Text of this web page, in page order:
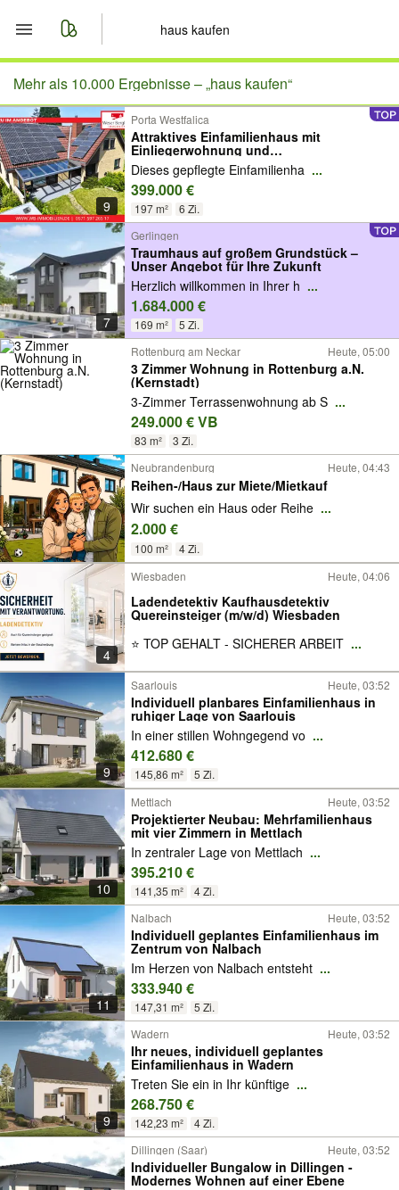
Start
Merkliste
Nachrichten
Anzeige aufgeben
Mehr als 10.000 Ergebnisse –„haus kaufen“
9
Porta Westfalica
Attraktives Einfamilienhaus mit
Einliegerwohnung und
Sonnengrundstück
Dieses gepflegte Einfamilienha ...
399.000 €
197 m² 6 Zi.
7
Gerlingen
Traumhaus auf großem Grundstück –
Unser Angebot für Ihre Zukunft
Herzlich willkommen in Ihrer h ...
1.684.000 €
169 m²
5 Zi.
Rottenburg am Neckar
Heute, 05:00
3 Zimmer Wohnung in Rottenburg a.N.
(Kernstadt)
3-Zimmer Terrassenwohnung ab S ...
249.000 € VB
83 m²
3 Zi.
Neubrandenburg
Heute, 04:43
Reihen-/Haus zur Miete/Mietkauf
Wir suchen ein Haus oder Reihe ...
2.000 €
100 m² 4 Zi.
4
Wiesbaden Heute, 04:06
Ladendetektiv Kaufhausdetektiv
Quereinsteiger (m/w/d) Wiesbaden
⭐ TOP GEHALT - SICHERER ARBEIT ...
9
Saarlouis Heute, 03:52
Individuell planbares Einfamilienhaus in
ruhiger Lage von Saarlouis
In einer stillen Wohngegend vo ...
412.680 €
145,86 m² 5 Zi.
10
Mettlach Heute, 03:52
Projektierter Neubau: Mehrfamilienhaus
mit vier Zimmern in Mettlach
In zentraler Lage von Mettlach ...
395.210 €
141,35 m² 4 Zi.
11
Nalbach Heute, 03:52
Individuell geplantes Einfamilienhaus im
Zentrum von Nalbach
Im Herzen von Nalbach entsteht ...
333.940 €
147,31 m² 5 Zi.
9
Wadern Heute, 03:52
Ihr neues, individuell geplantes
Einfamilienhaus in Wadern
Treten Sie ein in Ihr künftige ...
268.750 €
142,23 m² 4 Zi.
Dillingen (Saar) Heute, 03:52
Individueller Bungalow in Dillingen -
Modernes Wohnen auf einer Ebene